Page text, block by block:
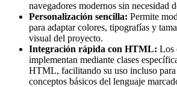
navegadores modernos sin necesidad
Personalización sencilla: Permite
para adaptar colores, tipografías y
visual del proyecto.
Integración rápida con HTML: Los
implementan mediante clases
HTML, facilitando su uso incluso para
conceptos básicos del lenguaje